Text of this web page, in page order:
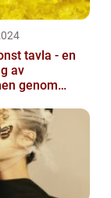
tavla - en
av
genom